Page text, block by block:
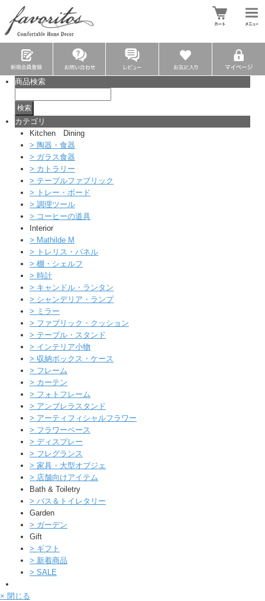
商品検索
カテゴリ
Kitchen Dining
> 陶器・食器
> ガラス食器
> カトラリー
> テーブルファブリック
> トレー・ボード
> 調理ツール
> コーヒーの道具
Interior
> Mathilde M
> トレリス・パネル
> 棚・シェルフ
> 時計
> キャンドル・ランタン
> シャンデリア・ランプ
> ミラー
> ファブリック・クッション
> テーブル・スタンド
> インテリア小物
> 収納ボックス・ケース
> フレーム
> カーテン
> フォトフレーム
> アンブレラスタンド
> アーティフィシャルフラワー
> フラワーベース
> ディスプレー
> フレグランス
> 家具・大型オブジェ
> 店舗向けアイテム
Bath & Toiletry
> バス＆トイレタリー
Garden
> ガーデン
Gift
> ギフト
> 新着商品
> SALE
× 閉じる